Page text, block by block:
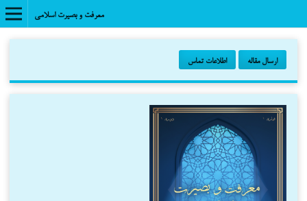
معرفت و بصیرت اسلامی
ارسال مقاله اطلاعات تماس